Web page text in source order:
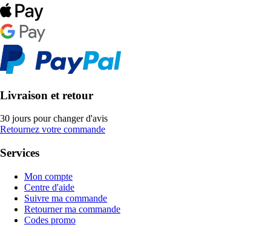
Livraison et retour
30 jours pour changer d'avis
Retournez votre commande
Services
Mon compte
Centre d'aide
Suivre ma commande
Retourner ma commande
Codes promo